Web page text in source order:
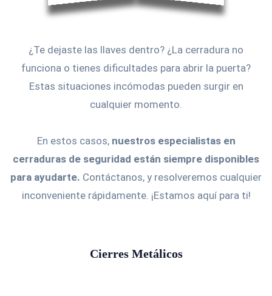
¿Te dejaste las llaves dentro? ¿La cerradura no
funciona o tienes dificultades para abrir la puerta?
Estas situaciones incómodas pueden surgir en
cualquier momento.
En estos casos, nuestros especialistas en
cerraduras de seguridad están siempre disponibles
para ayudarte. Contáctanos, y resolveremos cualquier
inconveniente rápidamente. ¡Estamos aquí para ti!
Cierres Metálicos